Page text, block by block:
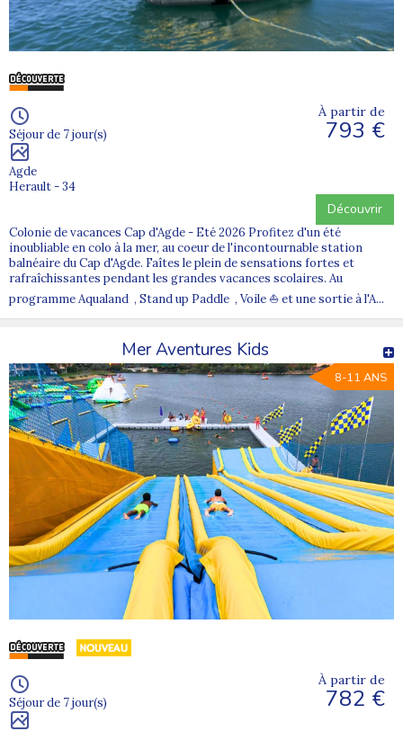
Séjour de 7 jour(s)
Agde
Herault - 34
À partir de
793 €
Découvrir
Colonie de vacances Cap d'Agde - Eté 2026 Profitez d'un été
inoubliable en colo à la mer, au coeur de l'incontournable station
balnéaire du Cap d'Agde. Faîtes le plein de sensations fortes et
rafraîchissantes pendant les grandes vacances scolaires. Au
programme Aqualand , Stand up Paddle , Voile ⛵ et une sortie à l'A...
Mer Aventures Kids
8-11 ANS
Séjour de 7 jour(s)
À partir de
782 €